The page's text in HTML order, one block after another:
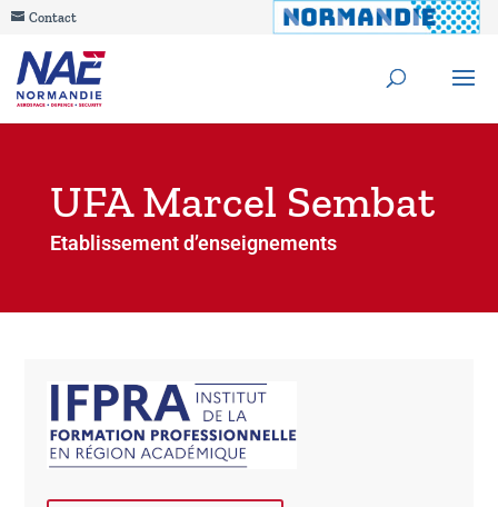
Contact
UFA Marcel Sembat
Etablissement d’enseignements